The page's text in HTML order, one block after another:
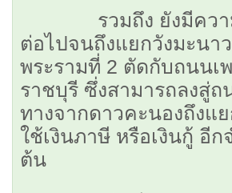
รวมถึง ยังมีความต้
ต่อไปจนถึงแยกวังมะนา
พระรามที่ 2 ตัดกับถนนเ
ราชบุรี ซึ่งสามารถลงสู่ถ
ทางจากดาวคะนองถึงแ
ใช้เงินภาษี หรือเงินกู้ อี
ต้น